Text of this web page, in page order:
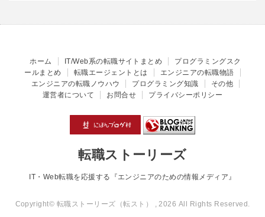
ホーム IT/Web系の転職サイトまとめ
プログラミングスク
ールまとめ
転職エージェントとは
エンジニアの転職物語
エンジニアの転職ノウハウ
プログラミング知識
その他
運営者について
お問合せ プライバシーポリシー
転職ストーリーズ
IT・Web転職を応援する『エンジニアのための情報メディア』
Copyright© 転職ストーリーズ（転スト） , 2026 All Rights Reserved.